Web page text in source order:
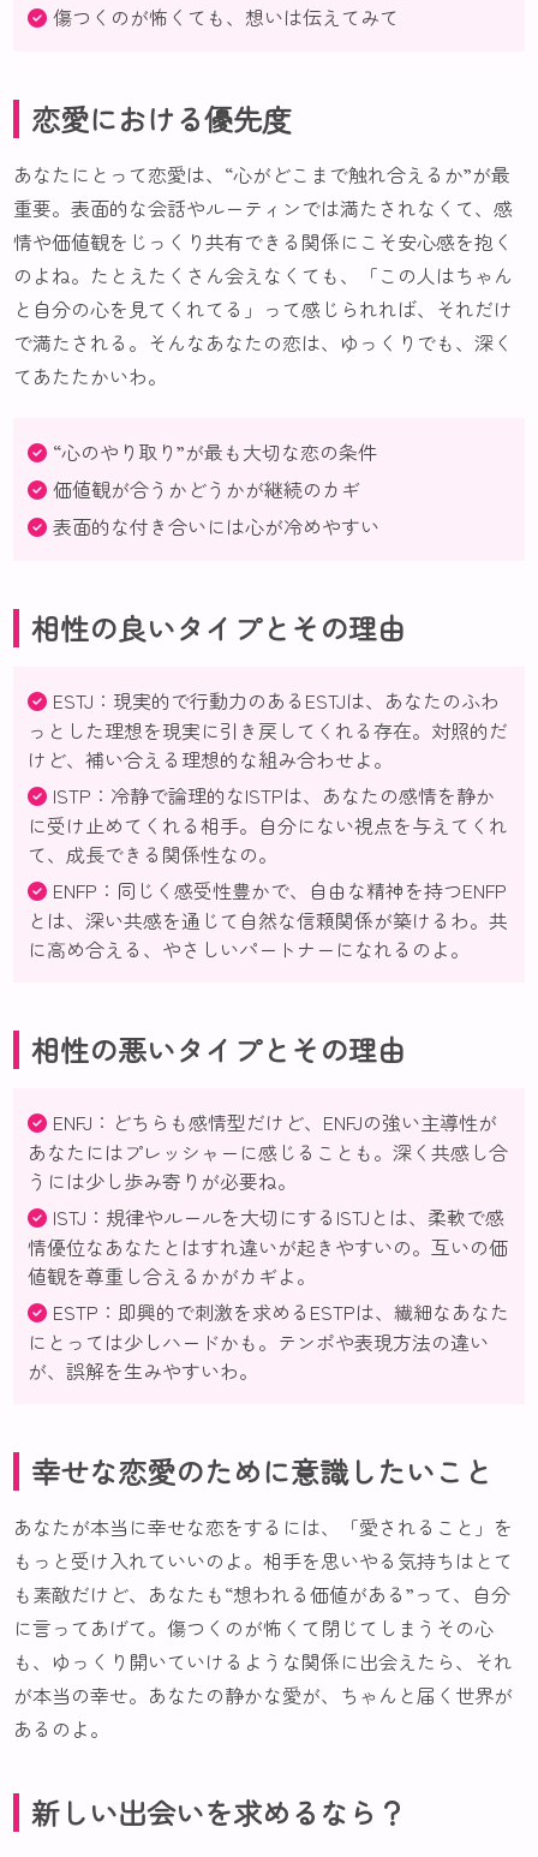
傷つくのが怖くても、想いは伝えてみて
恋愛における優先度
あなたにとって恋愛は、“心がどこまで触れ合えるか”が最
重要。表面的な会話やルーティンでは満たされなくて、感
情や価値観をじっくり共有できる関係にこそ安心感を抱く
のよね。たとえたくさん会えなくても、「この人はちゃん
と自分の心を見てくれてる」って感じられれば、それだけ
で満たされる。そんなあなたの恋は、ゆっくりでも、深く
てあたたかいわ。
“心のやり取り”が最も大切な恋の条件
価値観が合うかどうかが継続のカギ
表面的な付き合いには心が冷めやすい
相性の良いタイプとその理由
ESTJ：現実的で行動力のあるESTJは、あなたのふわ
っとした理想を現実に引き戻してくれる存在。対照的だ
けど、補い合える理想的な組み合わせよ。
ISTP：冷静で論理的なISTPは、あなたの感情を静か
に受け止めてくれる相手。自分にない視点を与えてくれ
て、成長できる関係性なの。
ENFP：同じく感受性豊かで、自由な精神を持つENFP
とは、深い共感を通じて自然な信頼関係が築けるわ。共
に高め合える、やさしいパートナーになれるのよ。
相性の悪いタイプとその理由
ENFJ：どちらも感情型だけど、ENFJの強い主導性が
あなたにはプレッシャーに感じることも。深く共感し合
うには少し歩み寄りが必要ね。
ISTJ：規律やルールを大切にするISTJとは、柔軟で感
情優位なあなたとはすれ違いが起きやすいの。互いの価
値観を尊重し合えるかがカギよ。
ESTP：即興的で刺激を求めるESTPは、繊細なあなた
にとっては少しハードかも。テンポや表現方法の違い
が、誤解を生みやすいわ。
幸せな恋愛のために意識したいこと
あなたが本当に幸せな恋をするには、「愛されること」を
もっと受け入れていいのよ。相手を思いやる気持ちはとて
も素敵だけど、あなたも“想われる価値がある”って、自分
に言ってあげて。傷つくのが怖くて閉じてしまうその心
も、ゆっくり開いていけるような関係に出会えたら、それ
が本当の幸せ。あなたの静かな愛が、ちゃんと届く世界が
あるのよ。
新しい出会いを求めるなら？